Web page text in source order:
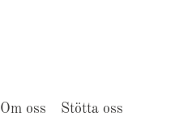
Om oss Stötta oss